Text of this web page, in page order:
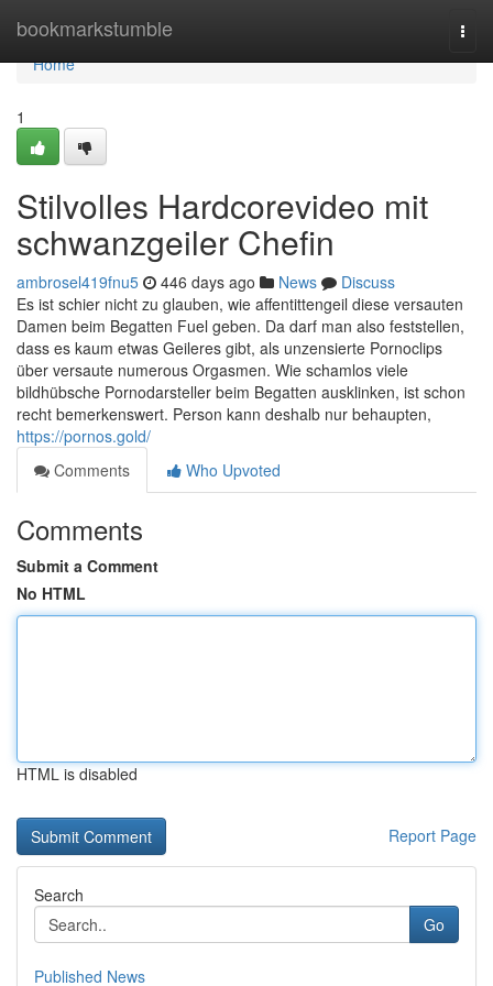
bookmarkstumble
Home
Home
1
Stilvolles Hardcorevideo mit
schwanzgeiler Chefin
ambrosel419fnu5 446 days ago News
Discuss
Es ist schier nicht zu glauben, wie affentittengeil diese versauten
Damen beim Begatten Fuel geben. Da darf man also feststellen,
dass es kaum etwas Geileres gibt, als unzensierte Pornoclips
über versaute numerous Orgasmen. Wie schamlos viele
bildhübsche Pornodarsteller beim Begatten ausklinken, ist schon
recht bemerkenswert. Person kann deshalb nur behaupten,
https://pornos.gold/
Comments
Who Upvoted
Comments
Submit a Comment
No HTML
HTML is disabled
Report Page
Search
Go
Published News